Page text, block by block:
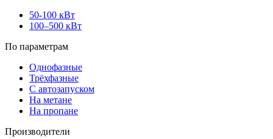
50-100 кВт
100–500 кВт
По параметрам
Однофазные
Трёхфазные
С автозапуском
На метане
На пропане
Производители